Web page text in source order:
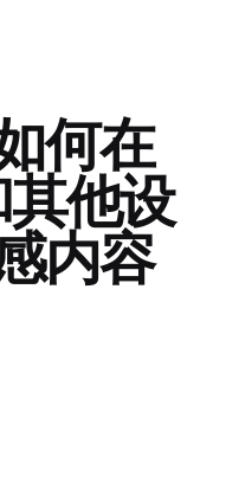
何在
他设
内容